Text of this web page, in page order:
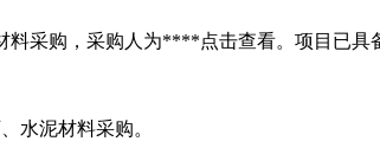
料采购，采购人为****点击查看。项目已具
水泥材料采购。